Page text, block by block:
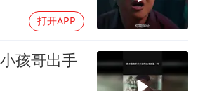
打开APP
孩哥出手